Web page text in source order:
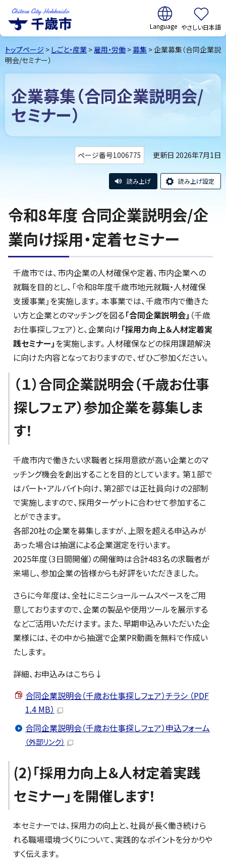
千歳市Chitose
City Hokkaido
翻訳:
やさしい日本語
トップページ > しごと・産業 > 雇用・労働 >募集 > 企業募集（合同企業説
明会/セミナー）
企業募集（合同企業説明会/
セミナー）
ページ番号1006775 更新日 2026年7月1日
読み上げ 読み上げ設定
令和8年度 合同企業説明会/企
業向け採用・定着セミナー
千歳市では、市内企業の人材確保や定着、市内企業への
就職を目的とし、「令和8年度千歳市地元就職・人材確保
支援事業」を実施します。本事業では、千歳市内で働きた
い方と企業とのマッチングを図る「合同企業説明会」 （千歳
お仕事探しフェア）と、企業向け「採用力向上＆人材定着実
践セミナー」を実施します。人材確保などの採用課題解決
に向けた内容となっておりますので、ぜひご参加ください。
（１）合同企業説明会（千歳お仕事
探しフェア）参加企業を募集しま
す！
千歳市内で働きたい求職者と採用意欲が高い企業とのマ
ッチング機会を創出することを目的としています。第１部で
はパート・アルバイト向け、第2部では正社員向けの2部制
で実施しますので、採用ターゲットに合わせて参加するこ
とができます。
各部20社の企業を募集しますが、上限を超える申込みが
あった場合は抽選による企業選定を行います。
2025年度（3日間開催）の開催時は合計483名の求職者が
来場し、参加企業の皆様からも好評をいただきました。
さらに今年度は、全社にミニショールームスペースをご用
意しておりますので、企業の製品や使用ツールを展示する
などご活用いただけます。また、早期申込みいただいた企
業様には、その中から抽選で企業PR動画を無料で作成い
たします。
詳細、お申込みはこちら↓
合同企業説明会（千歳お仕事探しフェア）チラシ （PDF
1.4 MB）
合同企業説明会（千歳お仕事探しフェア）申込フォーム
（外部リンク）
(2)「採用力向上＆人材定着実践
セミナー」を開催します！
本セミナーでは、採用力の向上と、社員が長く働き続けら
れる職場環境づくりについて、実践的なポイントを分かりや
すく伝えます。